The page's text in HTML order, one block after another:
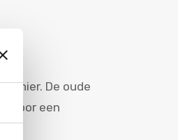
De oude
voor een